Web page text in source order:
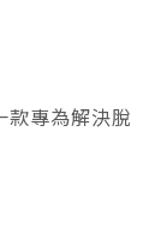
款專為解決脫